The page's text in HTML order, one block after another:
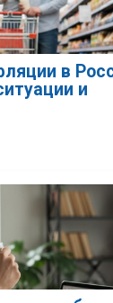
в
и